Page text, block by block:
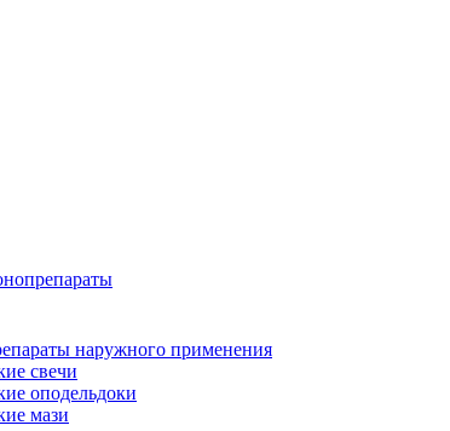
наружного применения
свечи
оподельдоки
мази